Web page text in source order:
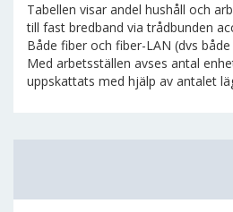
Tabellen visar andel hushåll och
till fast bredband via trådbunden
Både fiber och fiber-LAN (dvs
Med arbetsställen avses antal
uppskattats med hjälp av antalet